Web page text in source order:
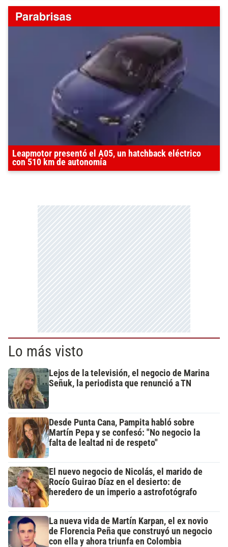
Leapmotor presentó el A05, un hatchback eléctrico
con 510 km de autonomía
Lo más visto
Lejos de la televisión, el negocio de Marina
Señuk, la periodista que renunció a TN
Desde Punta Cana, Pampita habló sobre
Martín Pepa y se confesó: "No negocio la
falta de lealtad ni de respeto"
El nuevo negocio de Nicolás, el marido de
Rocío Guirao Díaz en el desierto: de
heredero de un imperio a astrofotógrafo
La nueva vida de Martín Karpan, el ex novio
de Florencia Peña que construyó un negocio
con ella y ahora triunfa en Colombia